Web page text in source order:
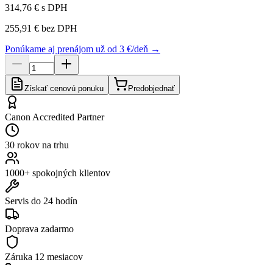
314,76 € s DPH
255,91 € bez DPH
Ponúkame aj prenájom už od 3 €/deň →
Získať cenovú ponuku Predobjednať
Canon Accredited Partner
30 rokov na trhu
1000+ spokojných klientov
Servis do 24 hodín
Doprava zadarmo
Záruka 12 mesiacov